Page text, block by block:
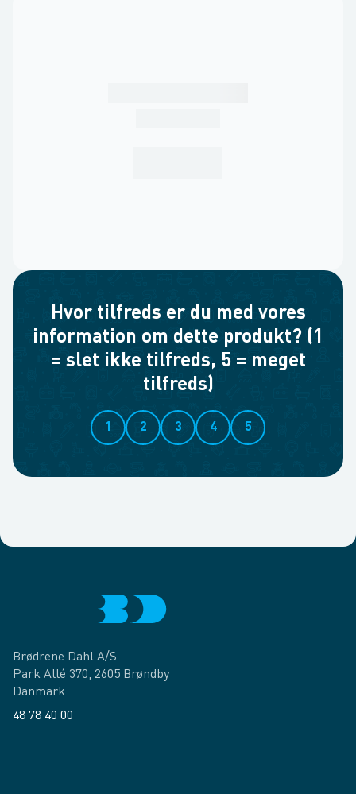
Hvor tilfreds er du med vores
information om dette produkt? (1
= slet ikke tilfreds, 5 = meget
tilfreds)
1 2 3 4 5
Brødrene Dahl A/S
Park Allé 370, 2605 Brøndby
Danmark
48 78 40 00